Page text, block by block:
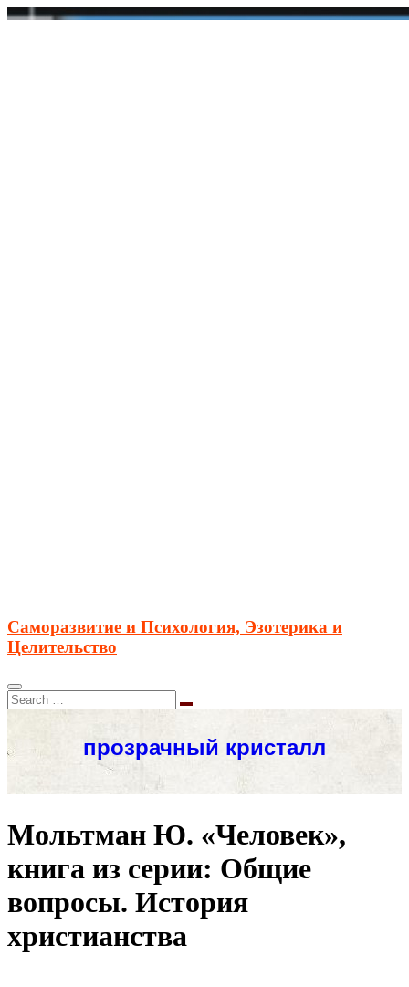
Саморазвитие и Психология, Эзотерика и
Целительство
Мольтман Ю. «Человек»,
книга из серии: Общие
вопросы. История
христианства